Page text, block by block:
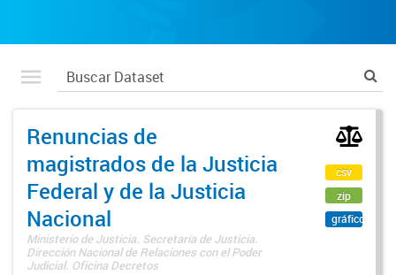
Renuncias de
magistrados de la Justicia
Federal y de la Justicia
Nacional
Ministerio de Justicia. Secretaría de Justicia.
Dirección Nacional de Relaciones con el Poder
Judicial. Oficina Decretos
csv
zip
gráfico